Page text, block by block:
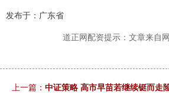
发布于：广东省
道正网配资提示：文章来自
上一篇： 中证策略 高市早苗若继续铤而走